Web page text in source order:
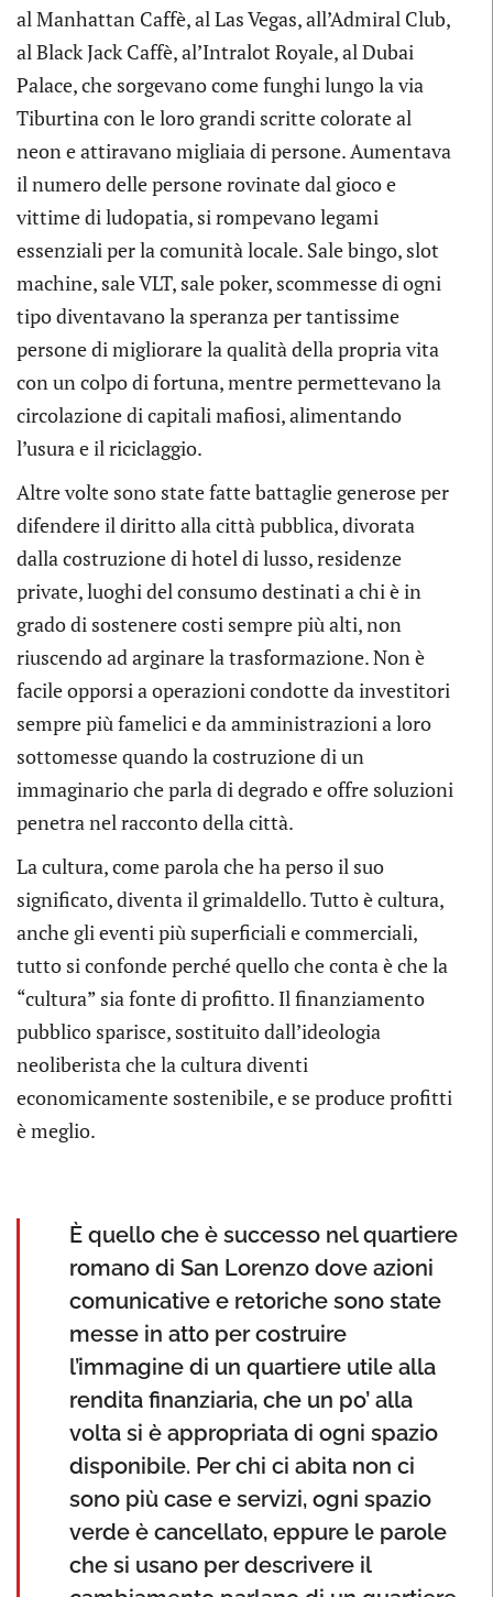
al Manhattan Caffè, al Las Vegas, all’Admiral Club,
al Black Jack Caffè, al’Intralot Royale, al Dubai
Palace, che sorgevano come funghi lungo la via
Tiburtina con le loro grandi scritte colorate al
neon e attiravano migliaia di persone. Aumentava
il numero delle persone rovinate dal gioco e
vittime di ludopatia, si rompevano legami
essenziali per la comunità locale. Sale bingo, slot
machine, sale VLT, sale poker, scommesse di ogni
tipo diventavano la speranza per tantissime
persone di migliorare la qualità della propria vita
con un colpo di fortuna, mentre permettevano la
circolazione di capitali mafiosi, alimentando
l’usura e il riciclaggio.
Altre volte sono state fatte battaglie generose per
difendere il diritto alla città pubblica, divorata
dalla costruzione di hotel di lusso, residenze
private, luoghi del consumo destinati a chi è in
grado di sostenere costi sempre più alti, non
riuscendo ad arginare la trasformazione. Non è
facile opporsi a operazioni condotte da investitori
sempre più famelici e da amministrazioni a loro
sottomesse quando la costruzione di un
immaginario che parla di degrado e offre soluzioni
penetra nel racconto della città.
La cultura, come parola che ha perso il suo
significato, diventa il grimaldello. Tutto è cultura,
anche gli eventi più superficiali e commerciali,
tutto si confonde perché quello che conta è che la
“cultura” sia fonte di profitto. Il finanziamento
pubblico sparisce, sostituito dall’ideologia
neoliberista che la cultura diventi
economicamente sostenibile, e se produce profitti
è meglio.
È quello che è successo nel quartiere
romano di San Lorenzo dove azioni
comunicative e retoriche sono state
messe in atto per costruire
l’immagine di un quartiere utile alla
rendita finanziaria, che un po’ alla
volta si è appropriata di ogni spazio
disponibile. Per chi ci abita non ci
sono più case e servizi, ogni spazio
verde è cancellato, eppure le parole
che si usano per descrivere il